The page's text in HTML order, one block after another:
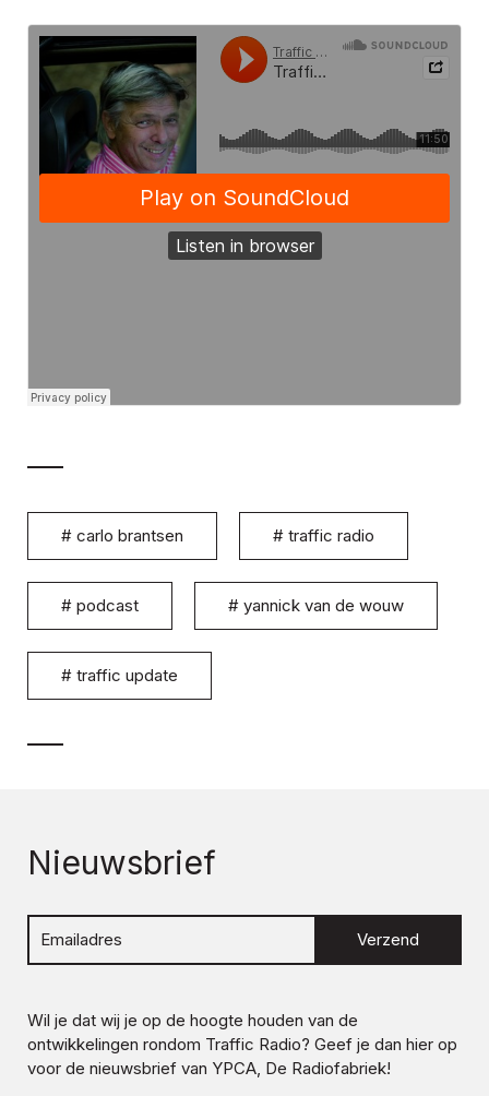
# carlo brantsen # traffic radio
# podcast # yannick van de wouw
# traffic update
Nieuwsbrief
Verzend
Wil je dat wij je op de hoogte houden van de
ontwikkelingen rondom Traffic Radio? Geef je dan hier op
voor de nieuwsbrief van YPCA, De Radiofabriek!